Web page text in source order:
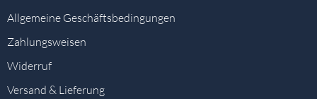
Allgemeine Geschäftsbedingungen
Zahlungsweisen
Widerruf
Versand & Lieferung